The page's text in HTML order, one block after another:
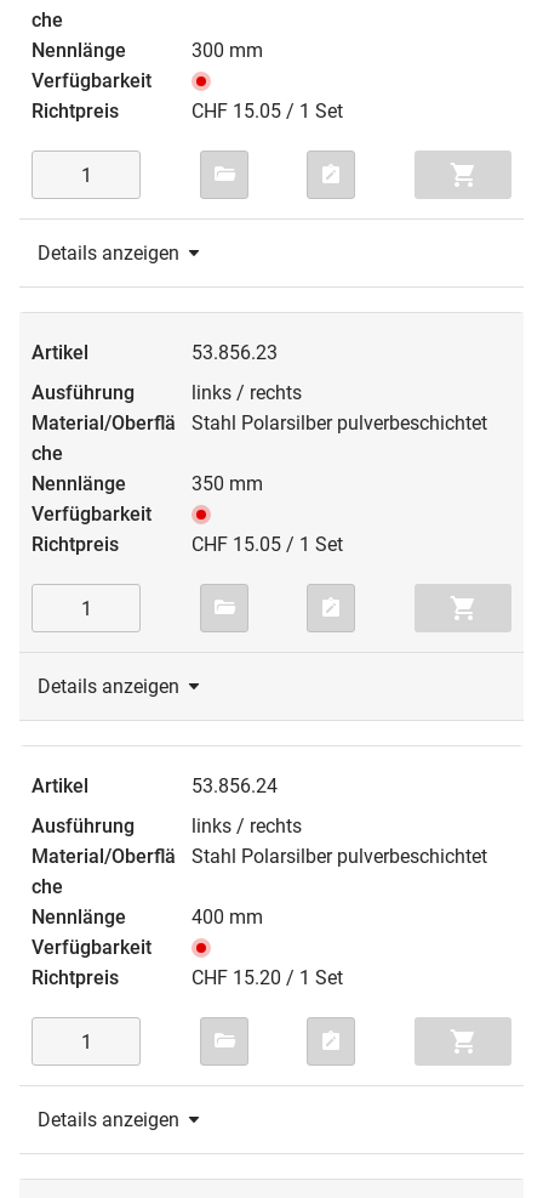
300 mm
CHF 15.05 / 1 Set
Details anzeigen
53.856.23
links / rechts
Stahl Polarsilber pulverbeschichtet
350 mm
CHF 15.05 / 1 Set
Details anzeigen
53.856.24
links / rechts
Stahl Polarsilber pulverbeschichtet
400 mm
CHF 15.20 / 1 Set
Details anzeigen